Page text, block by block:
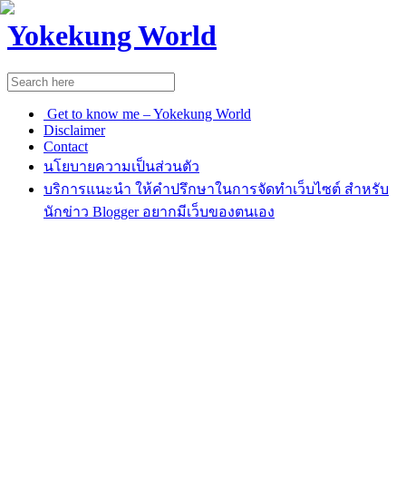
Yokekung World
Get to know me – Yokekung World
Disclaimer
Contact
นโยบายความเป็นส่วนตัว
บริการแนะนำ ให้คำปรึกษาในการจัดทำเว็บไซต์ สำหรับ
นักข่าว Blogger อยากมีเว็บของตนเอง